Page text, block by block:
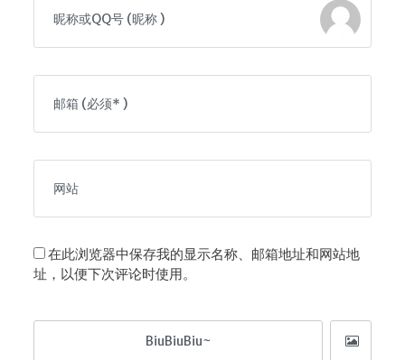
在此浏览器中保存我的显示名称、邮箱地址和网站地
址，以便下次评论时使用。